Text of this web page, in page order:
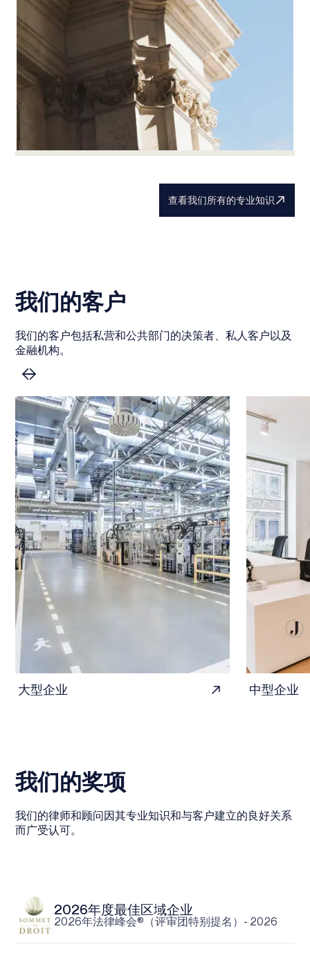
必担心日后会出现问题。
法律咨询不仅仅是一种形式：它是您企业的战略杠
批准账目是决定薪酬、分配成果以及显示一切都清
查看我们所有的专业知识
我们的客户
我们的客户包括私营和公共部门的决策者、私人客户以及
金融机构。
大型企业 中型企业
我们的奖项
我们的律师和顾问因其专业知识和与客户建立的良好关系
而广受认可。
2026年度最佳区域企业
2026年法律峰会®（评审团特别提名）- 2026